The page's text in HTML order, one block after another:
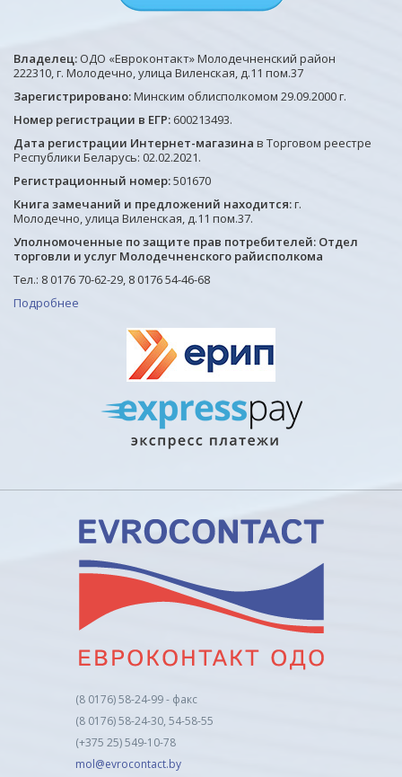
Владелец: ОДО «Евроконтакт» Молодечненский район
222310, г. Молодечно, улица Виленская, д.11 пом.37
Зарегистрировано:Минским облисполкомом 29.09.2000 г.
Номер регистрации в ЕГР: 600213493.
Дата регистрации Интернет-магазина в Торговом реестре
Республики Беларусь: 02.02.2021.
Регистрационный номер:501670
Книга замечаний и предложений находится:г.
Молодечно, улица Виленская, д.11 пом.37.
Уполномоченные по защите прав потребителей: Отдел
торговли и услуг Молодечненского райисполкома
Тел.: 8 0176 70-62-29, 8 0176 54-46-68
Подробнее
(8 0176) 58-24-99 - факс
(8 0176) 58-24-30, 54-58-55
(+375 25) 549-10-78
mol@evrocontact.by